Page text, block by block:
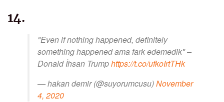
14.
"Even if nothing happened, definitely
something happened ama fark edemedik" –
Donald İhsan Trumphttps://t.co/ufkoIrtTHk
— hakan demir (@suyorumcusu)November
4, 2020